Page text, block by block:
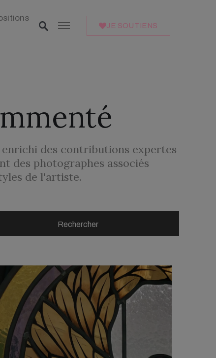
JE SOUTIENS
des contributions expertes
des photographes associés
de l'artiste.